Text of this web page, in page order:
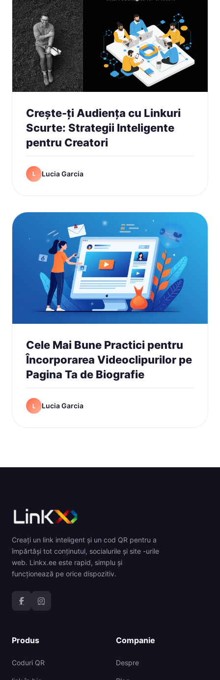
Crește-ți Audiența cu Linkuri
Scurte: Strategii Inteligente
pentru Creatori
L Lucia Garcia
Cele Mai Bune Practici pentru
Încorporarea Videoclipurilor pe
Pagina Ta de Biografie
L Lucia Garcia
Creați un link inteligent și un cod QR pentru a
împărtăși tot conținutul, socialurile și site -urile
web. Linkx.ee este rapid, simplu și
funcționează pe orice dispozitiv.
Produs
Coduri QR
Companie
Despre